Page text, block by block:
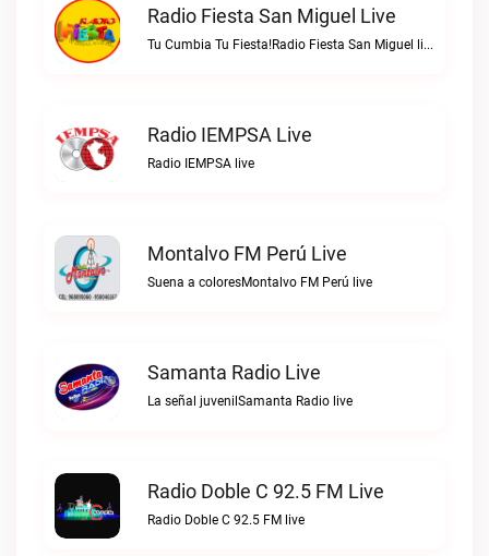
Radio Fiesta San Miguel Live
Tu Cumbia Tu Fiesta!Radio Fiesta San Miguel live
Radio IEMPSA Live
Radio IEMPSA live
Montalvo FM Perú Live
Suena a coloresMontalvo FM Perú live
Samanta Radio Live
La señal juvenilSamanta Radio live
Radio Doble C 92.5 FM Live
Radio Doble C 92.5 FM live